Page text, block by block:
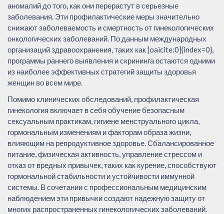
аномалий до того, как они перерастут в серьезные
заболевания. Эти профилактические меры значительно
снижают заболеваемость и смертность от гинекологических
онкологических заболеваний. По данным международных
организаций здравоохранения, таких как [oaicite:0]{index=0},
программы раннего выявления и скрининга остаются одними
из наиболее эффективных стратегий защиты здоровья
женщин во всем мире.
Помимо клинических обследований, профилактическая
гинекология включает в себя обучение безопасным
сексуальным практикам, гигиене менструального цикла,
гормональным изменениям и факторам образа жизни,
влияющим на репродуктивное здоровье. Сбалансированное
питание, физическая активность, управление стрессом и
отказ от вредных привычек, таких как курение, способствуют
гормональной стабильности и устойчивости иммунной
системы. В сочетании с профессиональным медицинским
наблюдением эти привычки создают надежную защиту от
многих распространенных гинекологических заболеваний.